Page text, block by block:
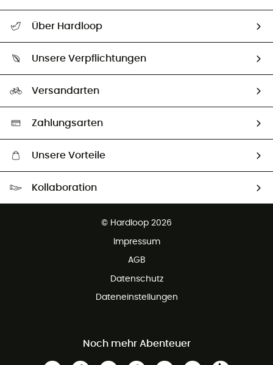
Größentabelle
Über Hardloop
Unsere Botschafter
Unsere Verpflichtungen
Auswahl an nachhaltigen Produkten
Versandarten
Zahlungsarten
Unsere Vorteile
Kollaboration
© Hardloop 2026
Impressum
AGB
Datenschutz
Dateneinstellungen
Noch mehr Abenteuer